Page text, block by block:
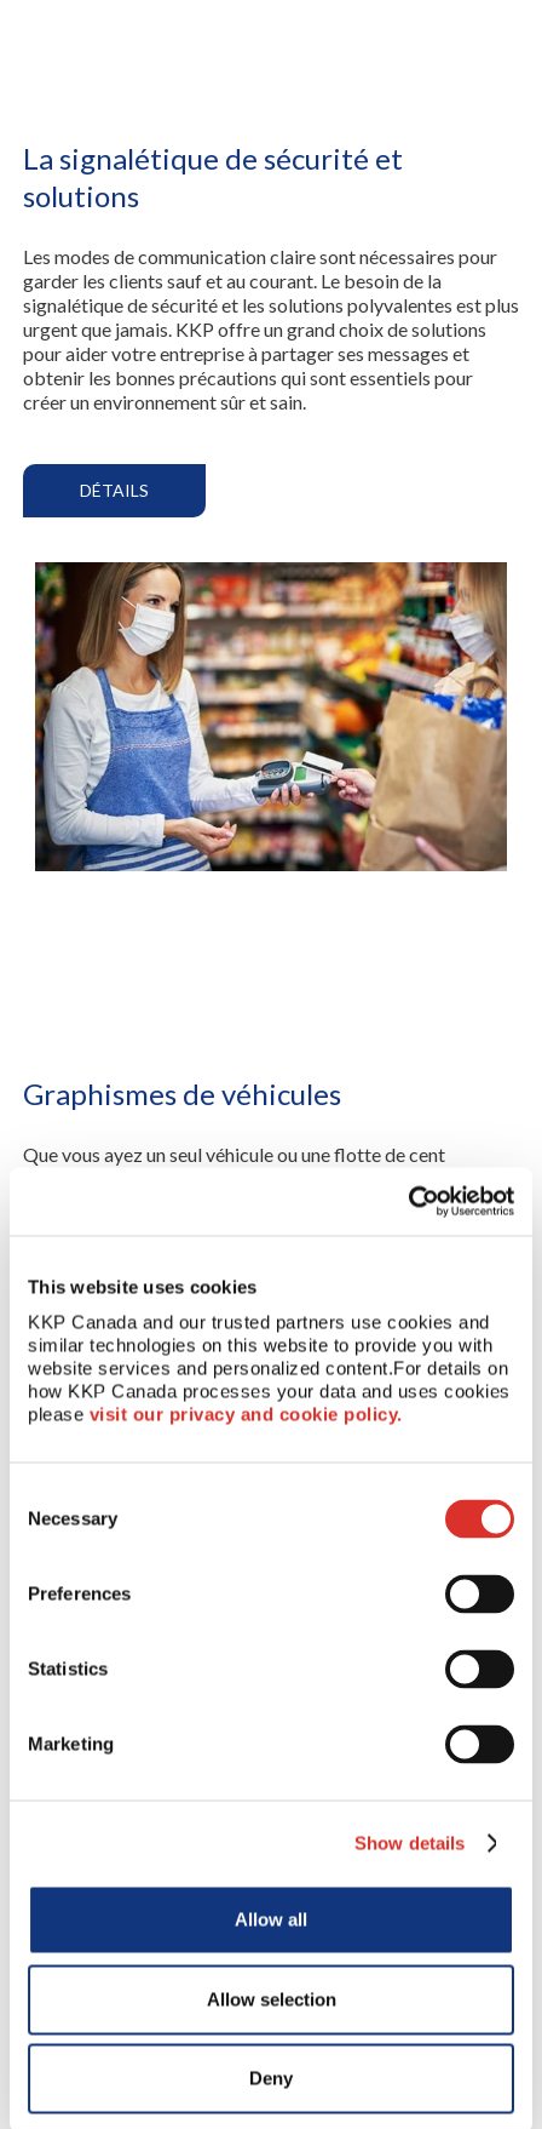
This website uses cookies
KKP Canada and our trusted partners use cookies and
similar technologies on this website to provide you with
website services and personalized content.For details on
how KKP Canada processes your data and uses cookies
please visit our privacy and cookie policy.
Selection
Necessary
Preferences
Statistics
Marketing
Show details
Allow all
Allow selection
Deny
La signalétique de sécurité et
solutions
Les modes de communication claire sont nécessaires pour
garder les clients sauf et au courant. Le besoin de la
signalétique de sécurité et les solutions polyvalentes est plus
urgent que jamais. KKP offre un grand choix de solutions
pour aider votre entreprise à partager ses messages et
obtenir les bonnes précautions qui sont essentiels pour
créer un environnement sûr et sain.
DÉTAILS
Graphismes de véhicules
Que vous ayez un seul véhicule ou une flotte de cent
placer vos messages promotionnels directement en face de
véhicule d'un habillage personnalisé ou d'un lettrage en
vinyle pour attirer les clients et accroître la notoriété de
votre marque lorsque vous conduisez dans votre
communauté.
Autocollants pour vitrines et murs